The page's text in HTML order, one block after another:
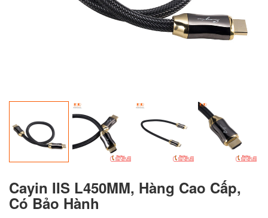
Cayin IIS L450MM, Hàng Cao Cấp,
Có Bảo Hành